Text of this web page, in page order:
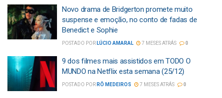
Novo drama de Bridgerton promete muito
suspense e emoção, no conto de fadas de
Benedict e Sophie
POSTADO POR LÚCIO AMARAL 7 MESES ATRÁS 0
9 dos filmes mais assistidos em TODO O
MUNDO na Netflix esta semana (25/12)
POSTADO POR RÔ MEDEIROS 7 MESES ATRÁS 0